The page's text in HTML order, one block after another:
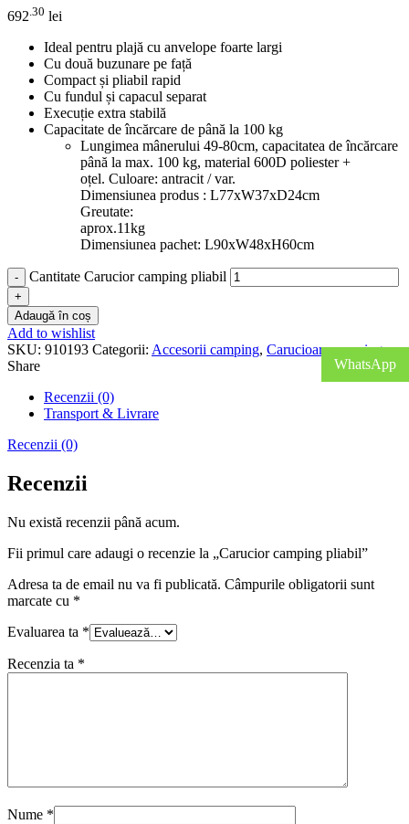
692.30 lei
Ideal pentru plajă cu anvelope foarte largi
Cu două buzunare pe față
Compact și pliabil rapid
Cu fundul și capacul separat
Execuție extra stabilă
Capacitate de încărcare de până la 100 kg
Lungimea mânerului 49-80cm, capacitatea de încărcare
până la max. 100 kg, material 600D poliester +
oțel. Culoare: antracit / var.
Dimensiunea produs : L77xW37xD24cm
Greutate:
aprox.11kg
Dimensiunea pachet: L90xW48xH60cm
Cantitate Carucior camping pliabil
Adaugă în coș
Add to wishlist
SKU: 910193 Categorii: Accesorii camping, Carucioare camping
Share
Recenzii (0)
Transport & Livrare
Recenzii (0)
Recenzii
Nu există recenzii până acum.
Fii primul care adaugi o recenzie la „Carucior camping pliabil”
Adresa ta de email nu va fi publicată. Câmpurile obligatorii sunt
marcate cu *
Evaluarea ta *
Recenzia ta *
Nume *
WhatsApp